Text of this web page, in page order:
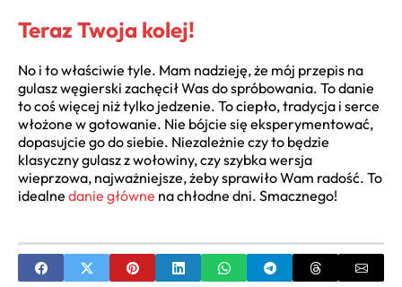
Teraz Twoja kolej!
No i to właściwie tyle. Mam nadzieję, że mój przepis na
gulasz węgierski zachęcił Was do spróbowania. To danie
to coś więcej niż tylko jedzenie. To ciepło, tradycja i serce
włożone w gotowanie. Nie bójcie się eksperymentować,
dopasujcie go do siebie. Niezależnie czy to będzie
klasyczny gulasz z wołowiny, czy szybka wersja
wieprzowa, najważniejsze, żeby sprawiło Wam radość. To
idealne danie główne na chłodne dni. Smacznego!